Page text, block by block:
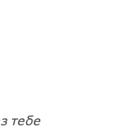
тебе